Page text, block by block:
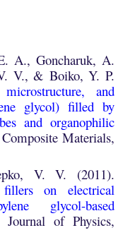
A., Goncharuk, A.
V., & Boiko, Y. P.
and
glycol) filled by
and organophilic
Materials,
V. V. (2011).
on electrical
glycol-based
Journal of Physics,